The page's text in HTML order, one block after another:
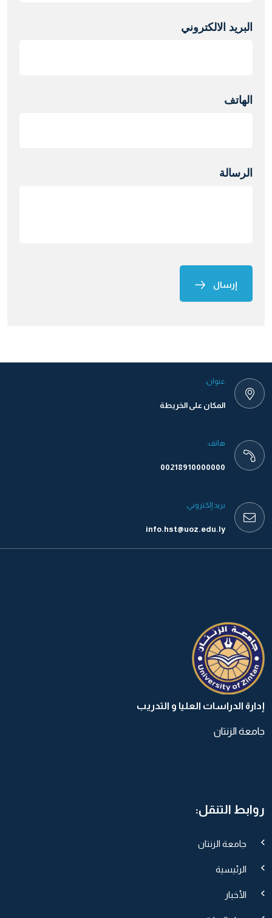
البريد الالكتروني
الهاتف
الرسالة
إرسال
عنوان:
المكان على الخريطة
هاتف:
00218910000000
بريد إلكتروني:
info.hst@uoz.edu.ly
إدارة الدراسات العليا و التدريب
جامعة الزنتان
روابط التنقل:
جامعة الزنتان
الرئيسية
الأخبار